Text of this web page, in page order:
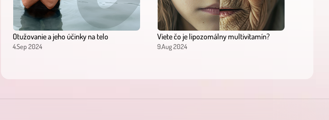
Otužovanie a jeho účinky na telo
4.Sep 2024
Viete čo je lipozomálny multivitamín?
9.Aug 2024